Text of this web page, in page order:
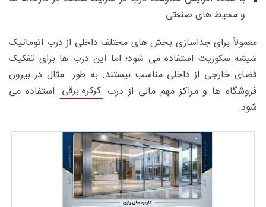
و محیط های صنعتی
معمولاً برای جداسازی بخش های مختلف داخلی از درب اتوماتیک
شیشه سکوریت استفاده می شود؛ اما این درب ها برای تفکیک
فضای خارجی از داخلی مناسب نیستند. به طور مثال در بیرون
فروشگاه ها و مراکز مهم مالی از درب کرکره برقی استفاده می
شود.